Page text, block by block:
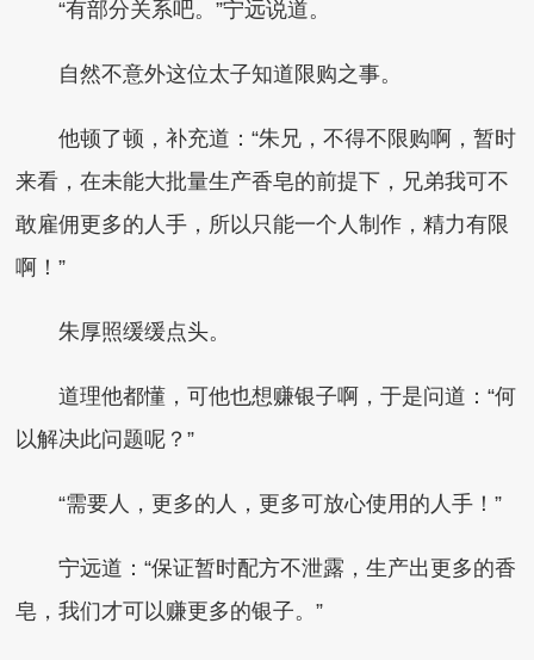
“有部分关系吧。”宁远说道。
自然不意外这位太子知道限购之事。
他顿了顿，补充道：“朱兄，不得不限购啊，暂时
来看，在未能大批量生产香皂的前提下，兄弟我可不
敢雇佣更多的人手，所以只能一个人制作，精力有限
啊！”
朱厚照缓缓点头。
道理他都懂，可他也想赚银子啊，于是问道：“何
以解决此问题呢？”
“需要人，更多的人，更多可放心使用的人手！”
宁远道：“保证暂时配方不泄露，生产出更多的香
皂，我们才可以赚更多的银子。”